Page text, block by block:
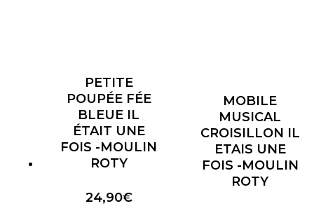
PETITE
POUPÉE FÉE
BLEUE IL
ÉTAIT UNE
FOIS -MOULIN
ROTY
24,90€
MOBILE
MUSICAL
CROISILLON IL
ETAIS UNE
FOIS -MOULIN
ROTY